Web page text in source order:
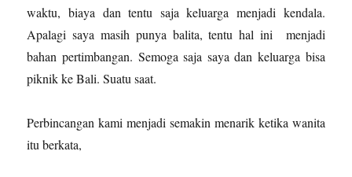
waktu, biaya dan tentu saja keluarga menjadi kendala.
Apalagi saya masih punya balita, tentu hal ini menjadi
bahan pertimbangan. Semoga saja saya dan keluarga bisa
piknik ke Bali. Suatu saat.
Perbincangan kami menjadi semakin menarik ketika wanita
itu berkata,